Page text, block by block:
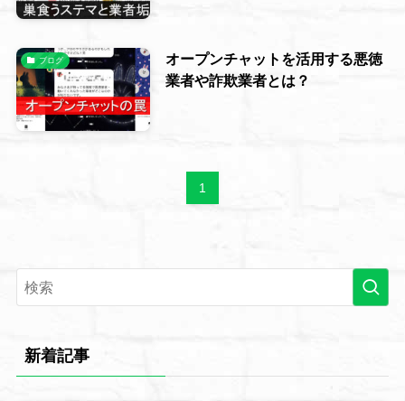
ブログ
オープンチャットを活用する悪徳
業者や詐欺業者とは？
1
新着記事